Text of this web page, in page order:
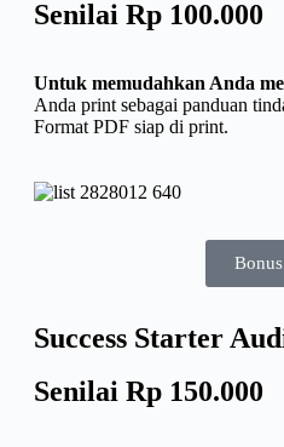
Senilai Rp 100.000
Untuk memudahkan Anda
Anda print sebagai panduan
Format PDF siap di print.
Success Starter
Senilai Rp 150.000